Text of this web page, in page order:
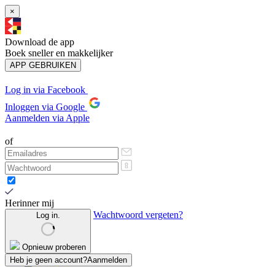
×
Download de app
Boek sneller en makkelijker
APP GEBRUIKEN
Log in via Facebook
Inloggen via Google
Aanmelden via Apple
of
Herinner mij
Log in.
Opnieuw proberen
Wachtwoord vergeten?
Heb je geen account?Aanmelden